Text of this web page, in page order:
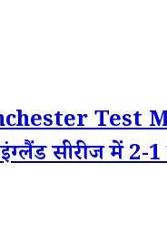
Test
इंग्लैंड सीरीज में